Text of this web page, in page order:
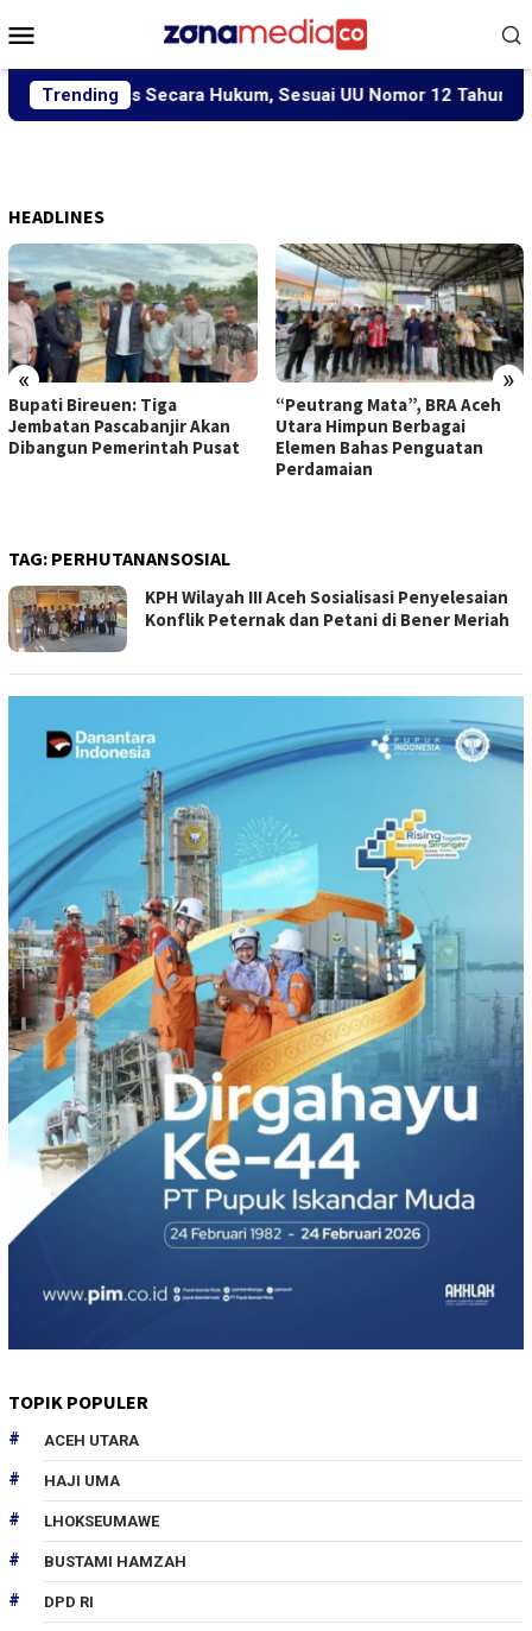
ke
Mobile
Trending
Secara Hukum, Sesuai UU Nomor 12 Tahun 2022
HEADLINES
« »
Bupati Bireuen: Tiga
Jembatan Pascabanjir Akan
Dibangun Pemerintah Pusat
“Peutrang Mata”, BRA Aceh
Utara Himpun Berbagai
Elemen Bahas Penguatan
Perdamaian
TAG: PERHUTANANSOSIAL
KPH Wilayah III Aceh Sosialisasi Penyelesaian
Konflik Peternak dan Petani di Bener Meriah
TOPIK POPULER
ACEH UTARA
HAJI UMA
LHOKSEUMAWE
BUSTAMI HAMZAH
DPD RI